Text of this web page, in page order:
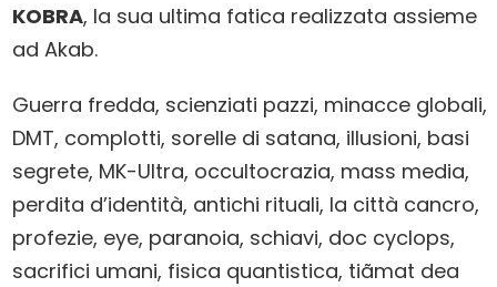
KOBRA, la sua ultima fatica realizzata assieme
ad Akab.
Guerra fredda, scienziati pazzi, minacce globali,
DMT, complotti, sorelle di satana, illusioni, basi
segrete, MK-Ultra, occultocrazia, mass media,
perdita d’identità, antichi rituali, la città cancro,
profezie, eye, paranoia, schiavi, doc cyclops,
sacrifici umani, fisica quantistica, tiãmat dea